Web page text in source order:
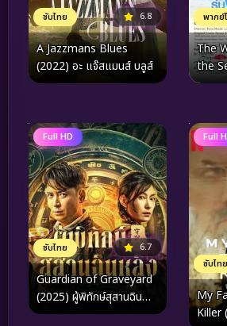
ซับไทย 6.8
A Jazzmans Blues
(2022) อะ แจ๊สแมนส์ บลูส์
พากย์
The
the
นั้นผม
Full HD
ซับไทย 6.7
Guardian of Graveyard
(2025) ผู้พิทักษ์สุสานฉิน
หลิง
Full
ซับไทย
My
Killer